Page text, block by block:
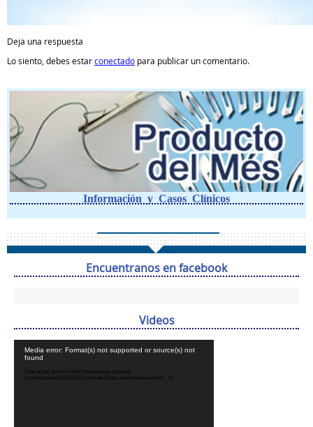
Deja una respuesta
Lo siento, debes estarconectado para publicar un comentario.
Información y Casos Clínicos
Encuentranos en facebook
Videos
de
Media error: Format(s) not supported or source(s) not
found
Descargar archivo: http://dipromequi.com/wp-
content/uploads/2016/06/Cutimed-Siltec-performance.mp4?_=1